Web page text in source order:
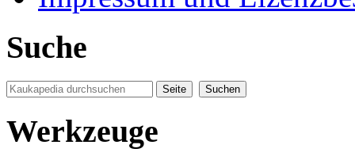
Suche
Werkzeuge